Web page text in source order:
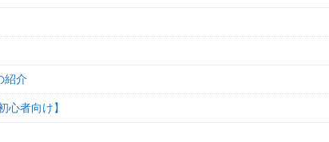
紹介
心者向け】